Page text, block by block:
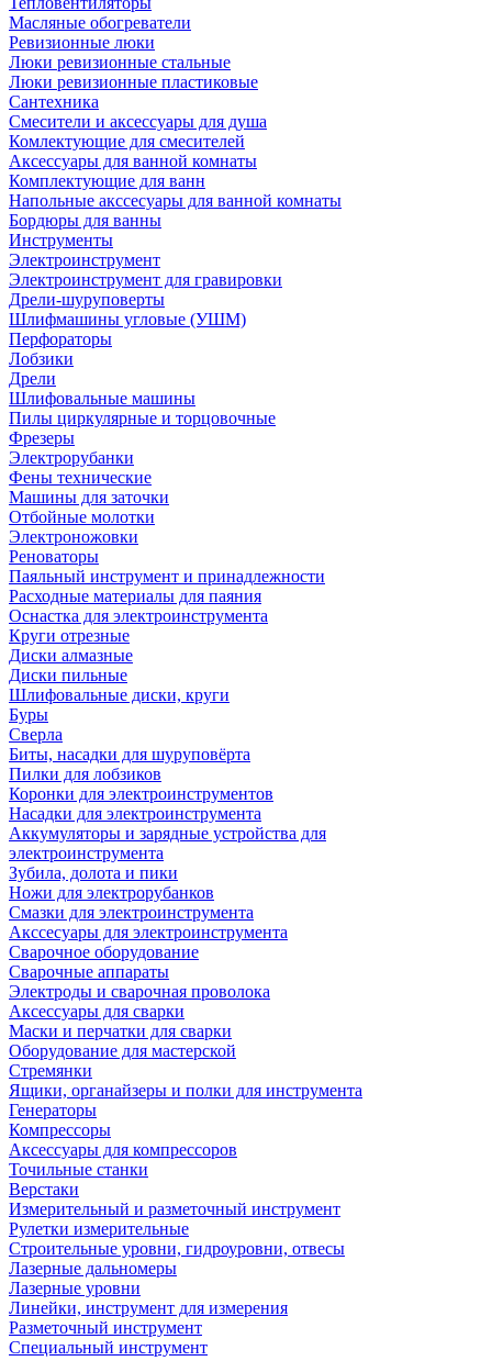
Масляные обогреватели
Ревизионные люки
Люки ревизионные стальные
Люки ревизионные пластиковые
Сантехника
Смесители и аксессуары для душа
Комлектующие для смесителей
Аксессуары для ванной комнаты
Комплектующие для ванн
Напольные акссесуары для ванной комнаты
Бордюры для ванны
Инструменты
Электроинструмент
Электроинструмент для гравировки
Дрели-шуруповерты
Шлифмашины угловые (УШМ)
Перфораторы
Лобзики
Дрели
Шлифовальные машины
Пилы циркулярные и торцовочные
Фрезеры
Электрорубанки
Фены технические
Машины для заточки
Отбойные молотки
Электроножовки
Реноваторы
Паяльный инструмент и принадлежности
Расходные материалы для паяния
Оснастка для электроинструмента
Круги отрезные
Диски алмазные
Диски пильные
Шлифовальные диски, круги
Буры
Сверла
Биты, насадки для шуруповёрта
Пилки для лобзиков
Коронки для электроинструментов
Насадки для электроинструмента
Аккумуляторы и зарядные устройства для
электроинструмента
Зубила, долота и пики
Ножи для электрорубанков
Смазки для электроинструмента
Акссесуары для электроинструмента
Сварочное оборудование
Сварочные аппараты
Электроды и сварочная проволока
Аксессуары для сварки
Маски и перчатки для сварки
Оборудование для мастерской
Стремянки
Ящики, органайзеры и полки для инструмента
Генераторы
Компрессоры
Аксессуары для компрессоров
Точильные станки
Верстаки
Измерительный и разметочный инструмент
Рулетки измерительные
Строительные уровни, гидроуровни, отвесы
Лазерные дальномеры
Лазерные уровни
Линейки, инструмент для измерения
Разметочный инструмент
Специальный инструмент